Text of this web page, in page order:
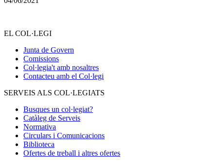
EL COL·LEGI
Junta de Govern
Comissions
Col·legia't amb nosaltres
Contacteu amb el Col·legi
SERVEIS ALS COL·LEGIATS
Busques un col·legiat?
Catàleg de Serveis
Normativa
Circulars i Comunicacions
Biblioteca
Ofertes de treball i altres ofertes